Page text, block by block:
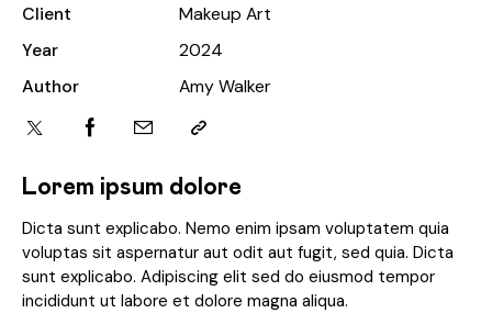
Client
Makeup Art
Year
2024
Author
Amy Walker
Lorem ipsum dolore
Dicta sunt explicabo. Nemo enim ipsam voluptatem quia
voluptas sit aspernatur aut odit aut fugit, sed quia. Dicta
sunt explicabo. Adipiscing elit sed do eiusmod tempor
incididunt ut labore et dolore magna aliqua.